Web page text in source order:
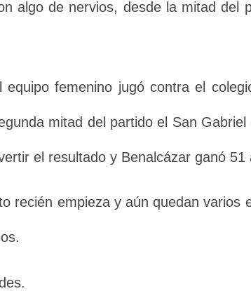
algo de nervios, desde la mitad del
femenino jugó contra el
mitad del partido el San
el resultado y Benalcázar ganó 51
recién empieza y aún quedan